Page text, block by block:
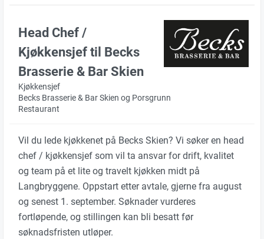
Head Chef /
Kjøkkensjef til Becks
Brasserie & Bar Skien
Kjøkkensjef
Becks Brasserie & Bar Skien og Porsgrunn
Restaurant
Vil du lede kjøkkenet på Becks Skien? Vi søker en head
chef / kjøkkensjef som vil ta ansvar for drift, kvalitet
og team på et lite og travelt kjøkken midt på
Langbryggene. Oppstart etter avtale, gjerne fra august
og senest 1. september. Søknader vurderes
fortløpende, og stillingen kan bli besatt før
søknadsfristen utløper.